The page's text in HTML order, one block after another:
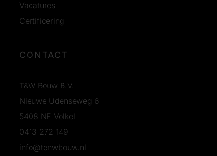
Vacatures
Certificering
CONTACT
T&W Bouw B.V.
Nieuwe Udenseweg 6
5408 NE Volkel
0413 272 149
info@tenwbouw.nl